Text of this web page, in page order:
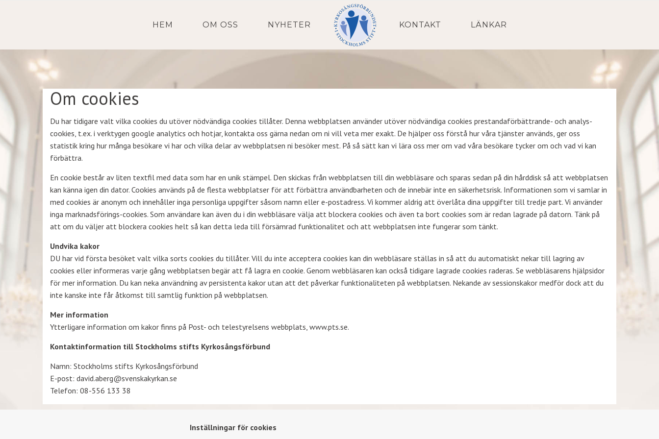
HEM OM OSS NYHETER KONTAKT LÄNKAR
Om cookies
Du har tidigare valt vilka cookies du utöver nödvändiga cookies tillåter. Denna webbplatsen använder utöver nödvändiga cookies prestandaförbättrande- och analys-
cookies, t.ex. i verktygen google analytics och hotjar, kontakta oss gärna nedan om ni vill veta mer exakt. De hjälper oss förstå hur våra tjänster används, ger oss
statistik kring hur många besökare vi har och vilka delar av webbplatsen ni besöker mest. På så sätt kan vi lära oss mer om vad våra besökare tycker om och vad vi kan
förbättra.
En cookie består av liten textfil med data som har en unik stämpel. Den skickas från webbplatsen till din webbläsare och sparas sedan på din hårddisk så att webbplatsen
kan känna igen din dator. Cookies används på de flesta webbplatser för att förbättra användbarheten och de innebär inte en säkerhetsrisk. Informationen som vi samlar in
med cookies är anonym och innehåller inga personliga uppgifter såsom namn eller e-postadress. Vi kommer aldrig att överlåta dina uppgifter till tredje part. Vi använder
inga marknadsförings-cookies. Som användare kan även du i din webbläsare välja att blockera cookies och även ta bort cookies som är redan lagrade på datorn. Tänk på
att om du väljer att blockera cookies helt så kan detta leda till försämrad funktionalitet och att webbplatsen inte fungerar som tänkt.
Undvika kakor
DU har vid första besöket valt vilka sorts cookies du tillåter. Vill du inte acceptera cookies kan din webbläsare ställas in så att du automatiskt nekar till lagring av
cookies eller informeras varje gång webbplatsen begär att få lagra en cookie. Genom webbläsaren kan också tidigare lagrade cookies raderas. Se webbläsarens hjälpsidor
för mer information. Du kan neka användning av persistenta kakor utan att det påverkar funktionaliteten på webbplatsen. Nekande av sessionskakor medför dock att du
inte kanske inte får åtkomst till samtlig funktion på webbplatsen.
Mer information
Ytterligare information om kakor finns på Post- och telestyrelsens webbplats, www.pts.se.
Kontaktinformation till Stockholms stifts Kyrkosångsförbund
Namn: Stockholms stifts Kyrkosångsförbund
E-post: david.aberg@svenskakyrkan.se
Telefon: 08-556 133 38
Inställningar för cookies